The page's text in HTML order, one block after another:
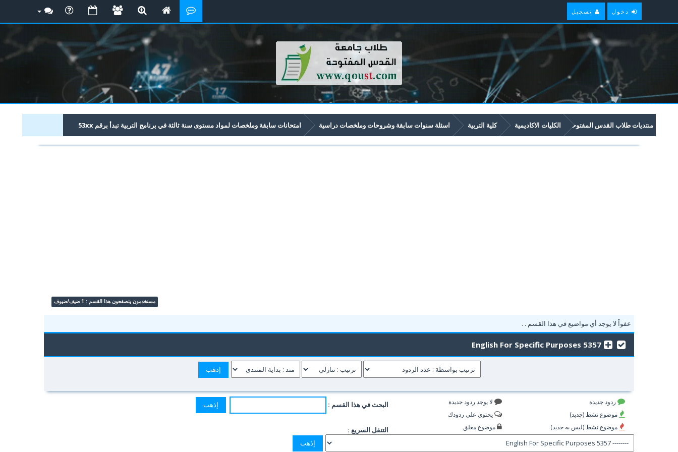
دخول تسجيل
منتديات طلاب القدس المفتوحة الكليات الاكاديمية كلية التربية اسئلة سنوات سابقة وشروحات وملخصات دراسية امتحانات سابقة وملخصات لمواد مستوى سنة ثالثة في برنامج التربية تبدأ برقم 53xx
5357 English For Specific Purposes
مستخدمون يتصفحون هذا القسم : 1 ضيف/ضيوف
عفواًً لا يوجد أي مواضيع في هذا القسم . .
5357 English For Specific Purposes
ردود جديدة
موضوع نشط (جديد)
موضوع نشط (ليس به جديد)
لا يوجد ردود جديدة
يحتوي على ردودك
موضوع مغلق
البحث في هذا القسم :
التنقل السريع :